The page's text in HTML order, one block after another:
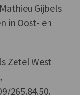
Gijbels
in Oost- en
Zetel West
265.84.50.